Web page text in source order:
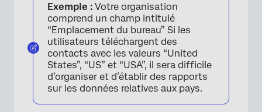
Exemple : Votre organisation
comprend un champ intitulé
“Emplacement du bureau” Si les
utilisateurs téléchargent des
contacts avec les valeurs “United
States”, “US” et “USA”, il sera difficile
d’organiser et d’établir des rapports
sur les données relatives aux pays.